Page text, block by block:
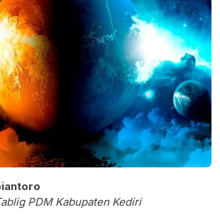
PDM Kabupaten Kediri